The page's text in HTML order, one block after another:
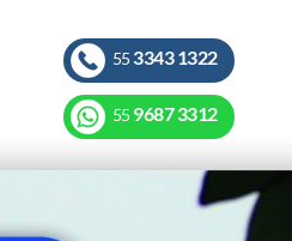
55 3343 1322
55 9687 3312